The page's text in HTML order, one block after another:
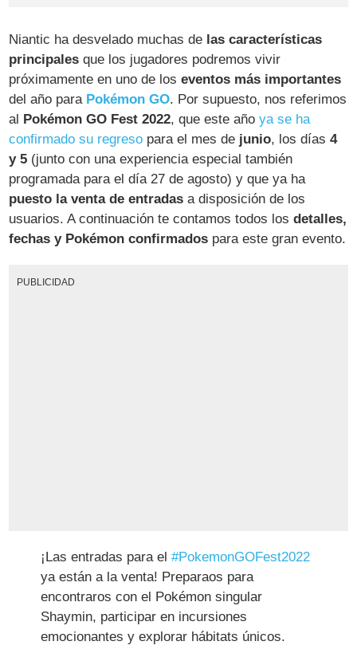
Niantic ha desvelado muchas de las características
principales que los jugadores podremos vivir
próximamente en uno de loseventos más importantes
del año para Pokémon GO. Por supuesto, nos referimos
al Pokémon GO Fest 2022, que este añoya se ha
confirmado su regreso para el mes de junio, los días4
y 5 (junto con una experiencia especial también
programada para el día 27 de agosto) y que ya ha
puesto la venta de entradas a disposición de los
usuarios. A continuación te contamos todos losdetalles,
fechas y Pokémon confirmados para este gran evento.
PUBLICIDAD
¡Las entradas para el#PokemonGOFest2022
ya están a la venta! Preparaos para
encontraros con el Pokémon singular
Shaymin, participar en incursiones
emocionantes y explorar hábitats únicos.